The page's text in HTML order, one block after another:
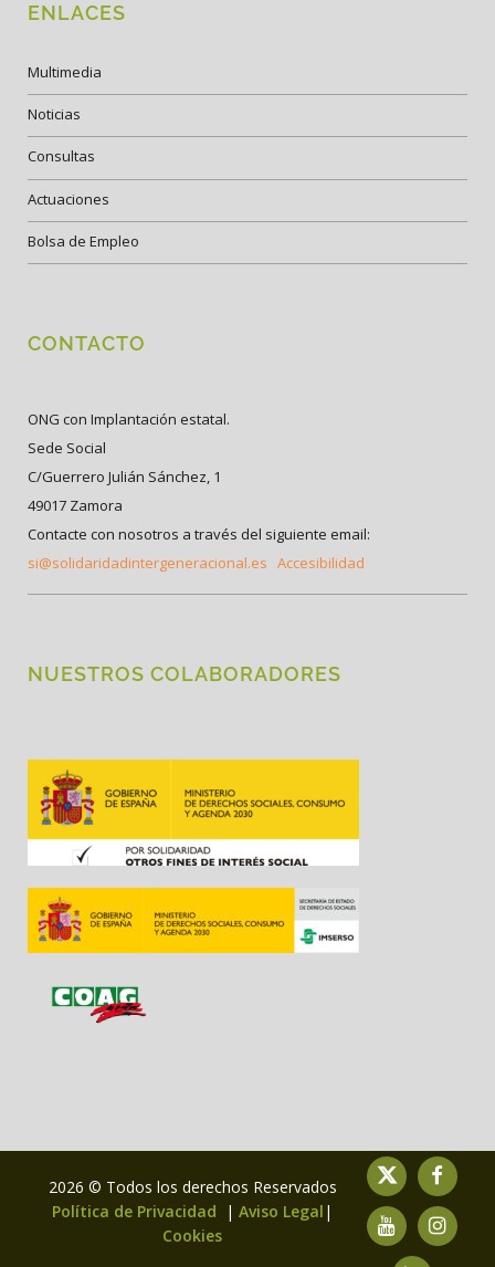
ENLACES
Multimedia
Noticias
Consultas
Actuaciones
Bolsa de Empleo
CONTACTO
ONG con Implantación estatal.
Sede Social
C/Guerrero Julián Sánchez, 1
49017 Zamora
Contacte con nosotros a través del siguiente email:
si@solidaridadintergeneracional.es Accesibilidad
NUESTROS COLABORADORES
2026 © Todos los derechos Reservados
Política de Privacidad
| Aviso Legal |
Cookies